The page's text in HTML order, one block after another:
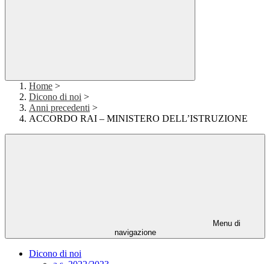
Home >
Dicono di noi >
Anni precedenti >
ACCORDO RAI – MINISTERO DELL’ISTRUZIONE
Menu di
navigazione
Dicono di noi